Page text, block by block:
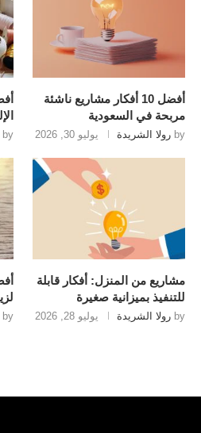
أفضل 10 أفكار مشاريع ناشئة
مربحة في السعودية
by رولا الشريدة يوليو 30, 2026 by
مشاريع من المنزل: أفكار قابلة
للتنفيذ بميزانية صغيرة
by رولا الشريدة يوليو 28, 2026 by